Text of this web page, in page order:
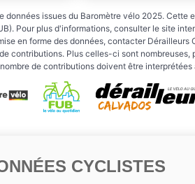
issues du Baromètre vélo 2025. Cette
Pour plus d'informations, consulter le site
en forme des données, contacter Dérailleurs
contributions. Plus celles-ci sont
de contributions doivent être
CYCLISTES